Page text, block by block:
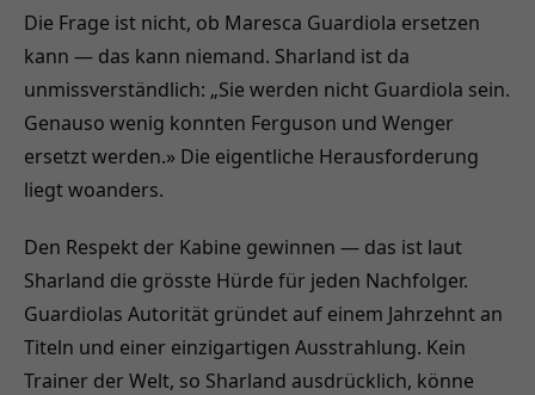
Die Frage ist nicht, ob Maresca Guardiola ersetzen
kann — das kann niemand. Sharland ist da
unmissverständlich: „Sie werden nicht Guardiola sein.
Genauso wenig konnten Ferguson und Wenger
ersetzt werden.» Die eigentliche Herausforderung
liegt woanders.
Den Respekt der Kabine gewinnen — das ist laut
Sharland die grösste Hürde für jeden Nachfolger.
Guardiolas Autorität gründet auf einem Jahrzehnt an
Titeln und einer einzigartigen Ausstrahlung. Kein
Trainer der Welt, so Sharland ausdrücklich, könne